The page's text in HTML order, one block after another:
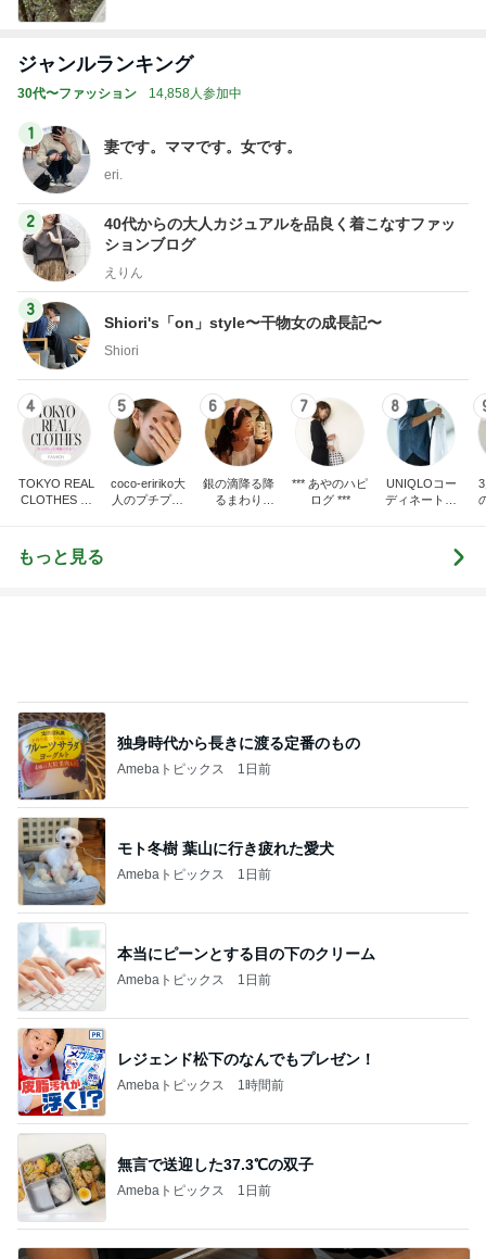
ジャンルランキング
30代〜ファッション 14,858人参加中
1
妻です。ママです。女です。
eri.
2
40代からの大人カジュアルを品良く着こなすファッ
ションブログ
えりん
3
Shiori's「on」style〜干物女の成長記〜
Shiori
4
TOKYO REAL
CLOTHES 大
5
coco-eririko大
人のプチプラ
6
銀の滴降る降
るまわり
7
*** あやのハピ
ログ ***
8
UNIQLOコー
ディネート日
もっと見る
モト冬樹 葉山に行き疲れた愛犬
Amebaトピックス 1日前
本当にピーンとする目の下のクリーム
Amebaトピックス 1日前
レジェンド松下のなんでもプレゼン！
Amebaトピックス 1時間前
無言で送迎した37.3℃の双子
Amebaトピックス 1日前